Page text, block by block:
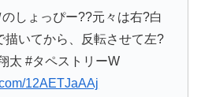
しょっぴー??元々は右?白
描いてから、反転させて左?
太 #タペストリーW
12AETJaAAj